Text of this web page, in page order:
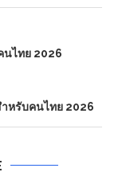
นไทย 2026
หรับคนไทย 2026